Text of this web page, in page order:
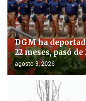
DGM ha
22 meses, pasó de
agosto 3, 2026